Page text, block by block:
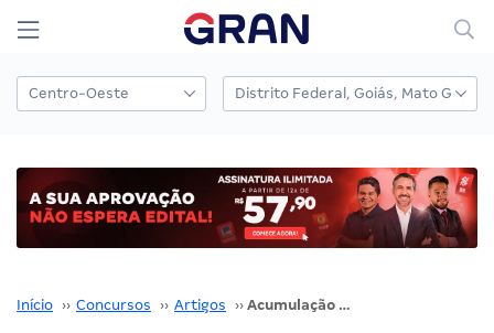
Início ›› Concursos ›› Artigos ›› Acumulação de cargos